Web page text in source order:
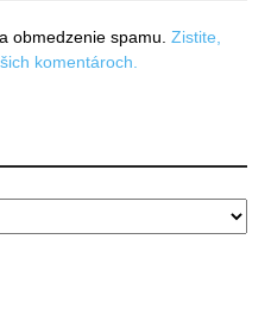
obmedzenie spamu. Zistite,
komentároch.